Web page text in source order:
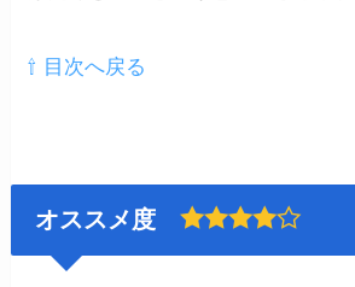
⇧ 目次へ戻る
オススメ度